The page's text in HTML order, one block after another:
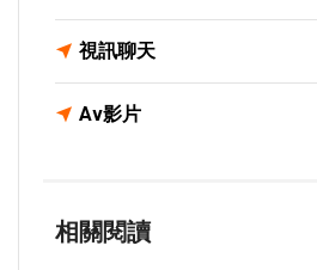
視訊聊天
Av影片
相關閱讀